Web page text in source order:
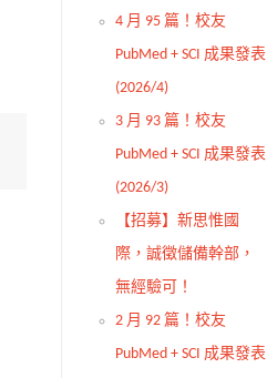
4 月 95 篇！校友
PubMed + SCI 成果發表
(2026/4)
3 月 93 篇！校友
PubMed + SCI 成果發表
(2026/3)
【招募】新思惟國
際，誠徵儲備幹部，
無經驗可！
2 月 92 篇！校友
PubMed + SCI 成果發表